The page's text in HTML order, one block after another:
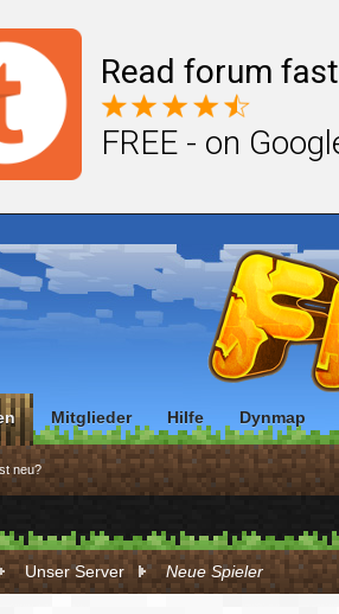
Read forum
FREE - on
Unser Server Neue Spieler
neu?
Mitglieder Hilfe Dynmap